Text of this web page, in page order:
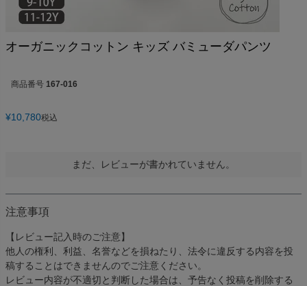
オーガニックコットン キッズ バミューダパンツ
商品番号 167-016
¥10,780税込
まだ、レビューが書かれていません。
注意事項
【レビュー記入時のご注意】
他人の権利、利益、名誉などを損ねたり、法令に違反する内容を投
稿することはできませんのでご注意ください。
レビュー内容が不適切と判断した場合は、予告なく投稿を削除する